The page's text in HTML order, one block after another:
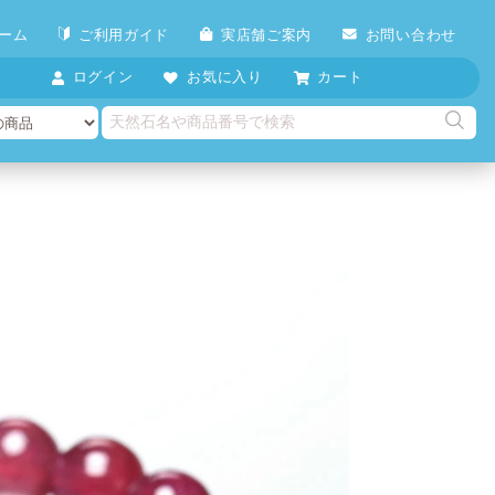
ム ご利用ガイド 実店舗ご案内 お問い合わせ
ログイン お気に入り カート